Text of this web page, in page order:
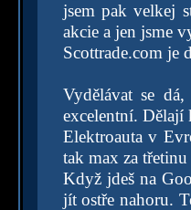
jsem pak velkej
akcie a jen jsme
Scottrade.com je
Vydělávat se
excelentní.
Elektroauta v
tak max za
Když jdeš na
jít ostře nahoru.